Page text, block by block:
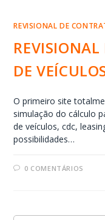
REVISIONAL DE
DE
O primeiro site
simulação do cálculo
de veículos, cdc,
possibilidades…
0 COMENTÁRIOS